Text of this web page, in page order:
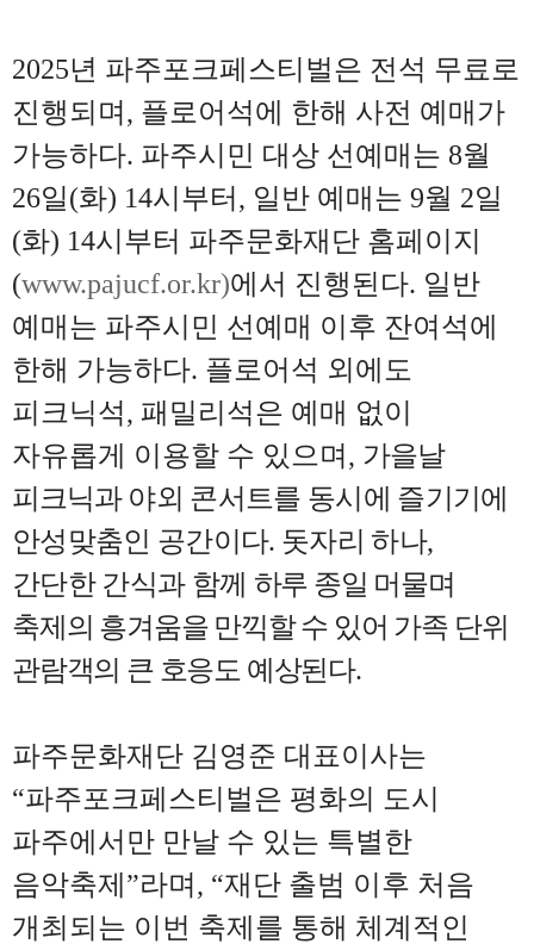
2025년 파주포크페스티벌은 전석 무료로
진행되며 , 플로어석에 한해 사전 예매가
가능하다. 파주시민 대상 선예매는 8월
26일(화) 14시부터 , 일반 예매는 9월 2일
(화) 14시부터 파주문화재단 홈페이지
(www.pajucf.or.kr)에서 진행된다. 일반
예매는 파주시민 선예매 이후 잔여석에
한해 가능하다. 플로어석 외에도
피크닉석, 패밀리석은 예매 없이
자유롭게 이용할 수 있으며 , 가을날
피크닉과 야외 콘서트를 동시에 즐기기에
안성맞춤인 공간이다. 돗자리 하나,
간단한 간식과 함께 하루 종일 머물며
축제의 흥겨움을 만끽할 수 있어 가족 단위
관람객의 큰 호응도 예상된다.
파주문화재단 김영준 대표이사는
“파주포크페스티벌은 평화의 도시
파주에서만 만날 수 있는 특별한
음악축제 ”라며 , “재단 출범 이후 처음
개최되는 이번 축제를 통해 체계적인